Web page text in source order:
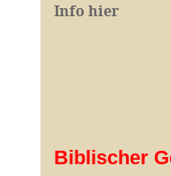
Info hier
Biblischer